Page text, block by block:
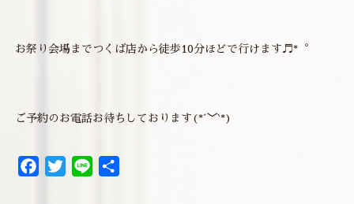
お祭り会場までつくば店から徒歩10分ほどで行けます♬*゜
ご予約のお電話お待ちしております(*´﹀`*)
Facebook
Twitter
Line